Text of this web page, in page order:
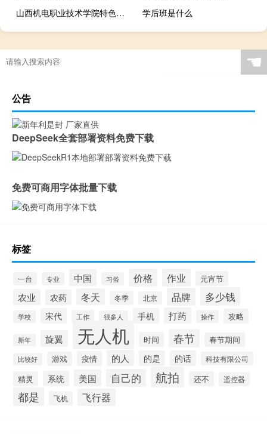
山西机电职业技术学院特色专业建设点有哪些
学后班是什么
☚
公告
DeepSeek全套部署资料免费下载
免费可商用字体批量下载
标签
一台 专业 中国 习俗 价格 作业 元宵节
农业 农药 冬天 冬季 北京 品牌 多少钱
学校 宋代 工作 很多人 手机 打药 操作 攻略
新年 旋翼 无人机 时间 春节 春节期间
比较好 游戏 疫情 的人 的是 的话 科技有限公司
精灵 系统 美国 自己的 航拍 还不 遥控器
都是 飞机 飞行器